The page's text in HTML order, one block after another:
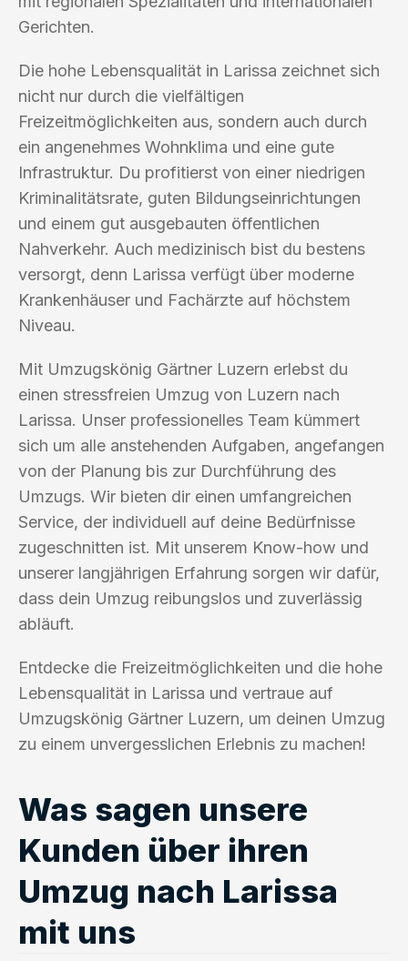
Gerichten.
Die hohe Lebensqualität in Larissa zeichnet sich
nicht nur durch die vielfältigen
Freizeitmöglichkeiten aus, sondern auch durch
ein angenehmes Wohnklima und eine gute
Infrastruktur. Du profitierst von einer niedrigen
Kriminalitätsrate, guten Bildungseinrichtungen
und einem gut ausgebauten öffentlichen
Nahverkehr. Auch medizinisch bist du bestens
versorgt, denn Larissa verfügt über moderne
Krankenhäuser und Fachärzte auf höchstem
Niveau.
Mit Umzugskönig Gärtner Luzern erlebst du
einen stressfreien Umzug von Luzern nach
Larissa. Unser professionelles Team kümmert
sich um alle anstehenden Aufgaben, angefangen
von der Planung bis zur Durchführung des
Umzugs. Wir bieten dir einen umfangreichen
Service, der individuell auf deine Bedürfnisse
zugeschnitten ist. Mit unserem Know-how und
unserer langjährigen Erfahrung sorgen wir dafür,
dass dein Umzug reibungslos und zuverlässig
abläuft.
Entdecke die Freizeitmöglichkeiten und die hohe
Lebensqualität in Larissa und vertraue auf
Umzugskönig Gärtner Luzern, um deinen Umzug
zu einem unvergesslichen Erlebnis zu machen!
Was sagen unsere
Kunden über ihren
Umzug nach Larissa
mit uns